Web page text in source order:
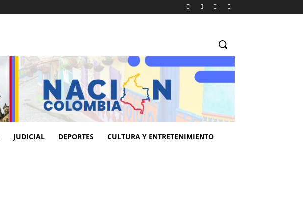
JUDICIAL DEPORTES CULTURA Y ENTRETENIMIENTO